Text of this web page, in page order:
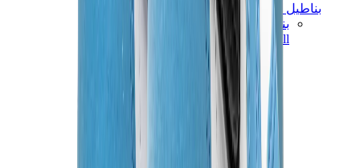
بناطيل وجوغرز وشورتات
بناطيل كروم هارتس
View All
بناطيل وجوغرز وشورتات